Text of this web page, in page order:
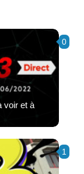
0
voir et à
1